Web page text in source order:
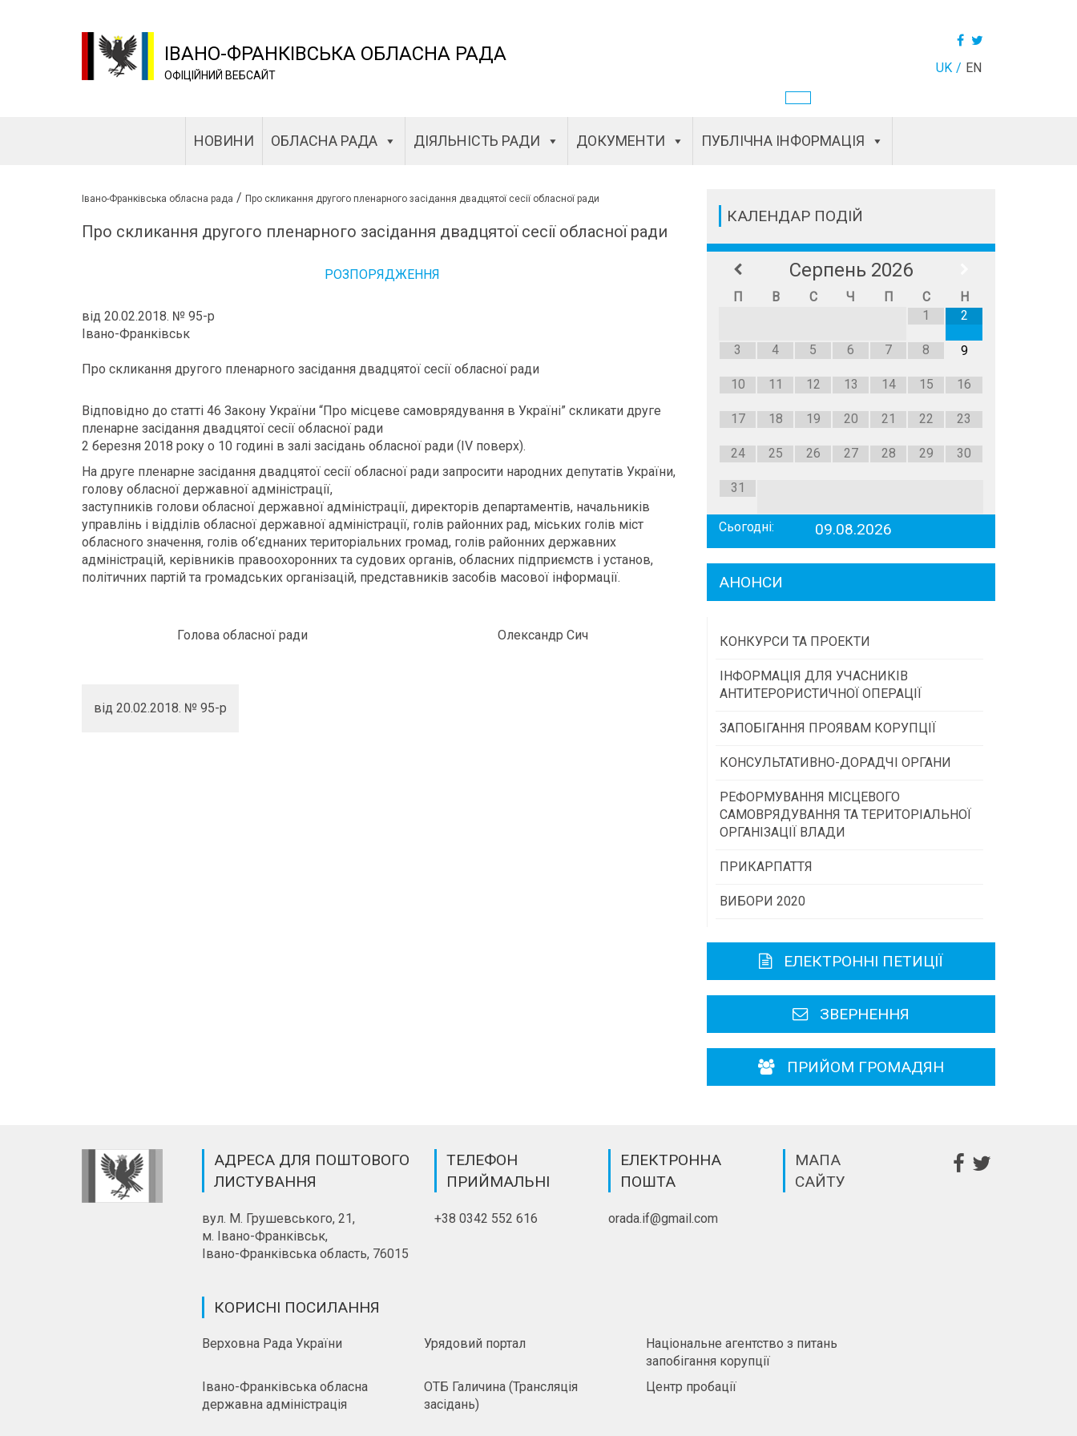
ІВАНО-ФРАНКІВСЬКА ОБЛАСНА РАДА
ОФІЦІЙНИЙ ВЕБСАЙТ UK EN
НОВИНИ ОБЛАСНА РАДА ДІЯЛЬНІСТЬ РАДИ ДОКУМЕНТИ ПУБЛІЧНА ІНФОРМАЦІЯ
Івано-Франківська обласна рада / Про скликання другого пленарного засідання двадцятої сесії обласної ради
Про скликання другого пленарного засідання двадцятої сесії обласної ради
РОЗПОРЯДЖЕННЯ
від 20.02.2018. № 95-р
Івано-Франківськ
Про скликання другого пленарного засідання двадцятої сесії обласної ради
Відповідно до статті 46 Закону України “Про місцеве самоврядування в Україні” скликати друге
пленарне засідання двадцятої сесії обласної ради
2 березня 2018 року о 10 годині в залі засідань обласної ради (ІV поверх).
На друге пленарне засідання двадцятої сесії обласної ради запросити народних депутатів України,
голову обласної державної адміністрації,
заступників голови обласної державної адміністрації, директорів департаментів, начальників
управлінь і відділів обласної державної адміністрації, голів районних рад, міських голів міст
обласного значення, голів об’єднаних територіальних громад, голів районних державних
адміністрацій, керівників правоохоронних та судових органів, обласних підприємств і установ,
політичних партій та громадських організацій, представників засобів масової інформації.
Голова обласної ради Олександр Сич
від 20.02.2018. № 95-р
КАЛЕНДАР ПОДІЙ
Серпень 2026
П В С Ч П С
Н
1
2
3 4 5 6 7 8 9
10 11 12 13 14 15 16
17 18 19 20 21 22 23
24 25 26 27 28 29 30
31
Сьогодні: 09.08.2026
АНОНСИ
КОНКУРСИ ТА ПРОЕКТИ
Конкурс проектів та програм місцевого
самоврядування
суспільства
Програми/конкурси МТД
ІНФОРМАЦІЯ ДЛЯ УЧАСНИКІВ
АНТИТЕРОРИСТИЧНОЇ ОПЕРАЦІЇ
ЗАПОБІГАННЯ ПРОЯВАМ КОРУПЦІЇ
КОНСУЛЬТАТИВНО-ДОРАДЧІ ОРГАНИ
Консультативна рада
РЕФОРМУВАННЯ МІСЦЕВОГО
САМОВРЯДУВАННЯ ТА ТЕРИТОРІАЛЬНОЇ
ОРГАНІЗАЦІЇ ВЛАДИ
ПРИКАРПАТТЯ
Історична довідка
Карта області
Районні, міські ради
ВИБОРИ 2020
ЕЛЕКТРОННІ ПЕТИЦІЇ
ЗВЕРНЕННЯ
ПРИЙОМ ГРОМАДЯН
АДРЕСА ДЛЯ ПОШТОВОГО
ЛИСТУВАННЯ
вул. М. Грушевського, 21,
м. Івано-Франківськ,
Івано-Франківська область, 76015
ТЕЛЕФОН
ПРИЙМАЛЬНІ
+38 0342 552 616
ЕЛЕКТРОННА
ПОШТА
orada.if@gmail.com
МАПА
САЙТУ
КОРИСНІ ПОСИЛАННЯ
Верховна Рада України Урядовий портал
Національне агентство з питань
запобігання корупції
Івано-Франківська обласна
державна адміністрація
ОТБ Галичина (Трансляція
засідань)
Центр пробації